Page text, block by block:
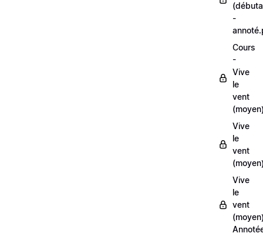
-
Cours
-
Vive
le
vent
Vive
le
vent
Vive
le
vent